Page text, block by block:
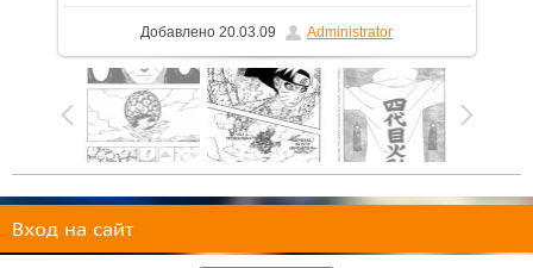
Добавлено 20.03.09 Administrator
Вход на сайт